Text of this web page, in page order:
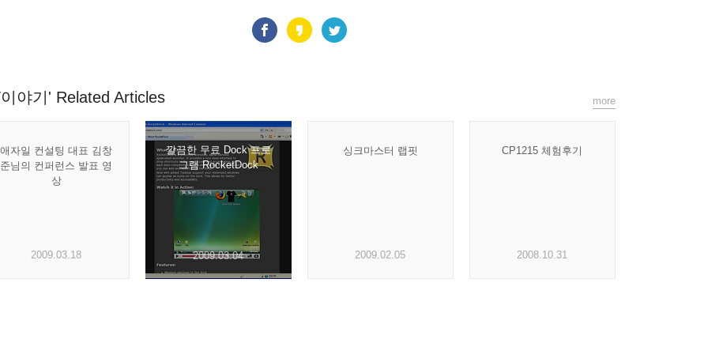
야기' Related Articles
애자일 컨설팅 대표 김창
준님의 컨퍼런스 발표 영
상
2009.03.18
깔끔한 무료 Dock 프로
그램 RocketDock
2009.03.04
싱크마스터 랩핏
2009.02.05
CP1215 체험후기
2008.10.31
more